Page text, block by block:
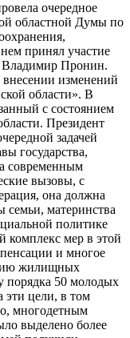
очередное
областной Думы по
принял участие
Владимир Пронин.
изменений
области». В
с состоянием
Президент
задачей
государства,
современным
вызовы, с
она должна
семьи, материнства
политике
комплекс мер в этой
и многое
жилищных
порядка 50 молодых
эти цели, в том
многодетным
выделено более